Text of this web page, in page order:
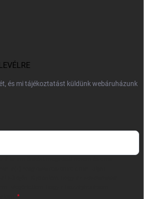
és mi tájékoztatást küldünk webáruházunk